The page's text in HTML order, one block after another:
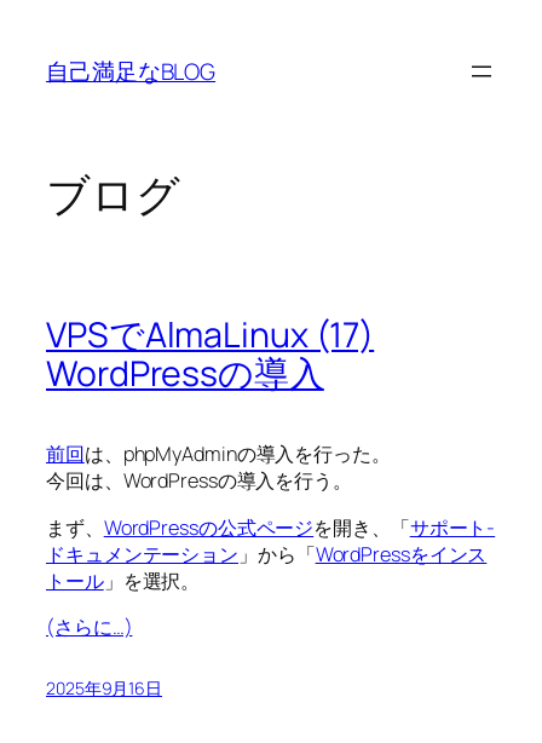
自己満足なBLOG
ブログ
VPSでAlmaLinux (17)
WordPressの導入
前回は、phpMyAdminの導入を行った。
今回は、WordPressの導入を行う。
まず、 WordPressの公式ページを開き、「サポート-
ドキュメンテーション 」から「WordPressをインス
トール」を選択。
(さらに…)
2025年9月16日